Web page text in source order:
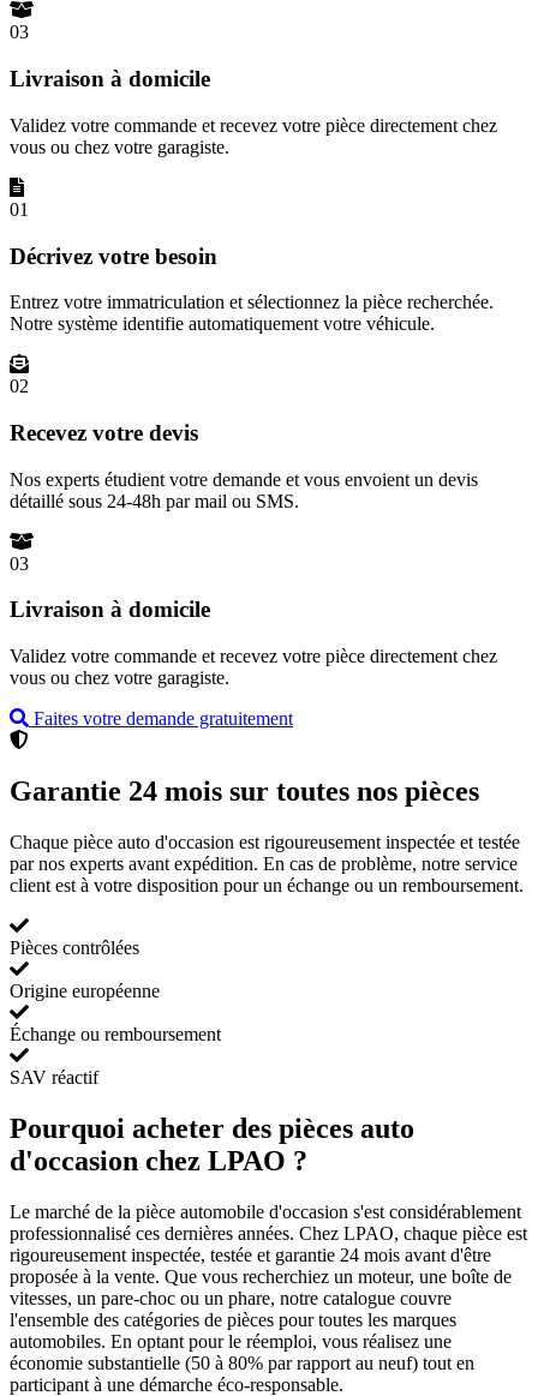
03
Livraison à domicile
Validez votre commande et recevez votre pièce directement chez
vous ou chez votre garagiste.
01
Décrivez votre besoin
Entrez votre immatriculation et sélectionnez la pièce recherchée.
Notre système identifie automatiquement votre véhicule.
02
Recevez votre devis
Nos experts étudient votre demande et vous envoient un devis
détaillé sous 24-48h par mail ou SMS.
03
Livraison à domicile
Validez votre commande et recevez votre pièce directement chez
vous ou chez votre garagiste.
Faites votre demande gratuitement
Garantie 24 mois sur toutes nos pièces
Chaque pièce auto d'occasion est rigoureusement inspectée et testée
par nos experts avant expédition. En cas de problème, notre service
client est à votre disposition pour un échange ou un remboursement.
Pièces contrôlées
Origine européenne
Échange ou remboursement
SAV réactif
Pourquoi acheter des pièces auto
d'occasion chez LPAO ?
Le marché de la pièce automobile d'occasion s'est considérablement
professionnalisé ces dernières années. Chez LPAO, chaque pièce est
rigoureusement inspectée, testée et garantie 24 mois avant d'être
proposée à la vente. Que vous recherchiez un moteur, une boîte de
vitesses, un pare-choc ou un phare, notre catalogue couvre
l'ensemble des catégories de pièces pour toutes les marques
automobiles. En optant pour le réemploi, vous réalisez une
économie substantielle (50 à 80% par rapport au neuf) tout en
participant à une démarche éco-responsable.